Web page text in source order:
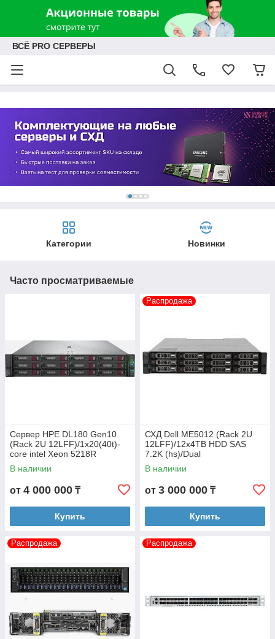
ВСЁ PRO СЕРВЕРЫ
Категории Новинки
Часто просматриваемые
Сервер HPE DL180 Gen10
(Rack 2U 12LFF)/1x20(40t)-
core intel Xeon 5218R
(2.1GHz)/4x32GB/2x960GB
SSD SAS/ P816i-a RAID
В наличии
от 4 000 000 ₸
Купить
Распродажа
СХД Dell ME5012 (Rack 2U
12LFF)/12x4TB HDD SAS
7.2K (hs)/Dual
Controller/8x32GB FC/RPSU
В наличии
от 3 000 000 ₸
Купить
Распродажа Распродажа